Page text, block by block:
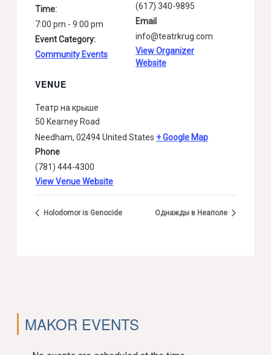
Time:
7:00 pm - 9:00 pm
Event Category:
Community Events
VENUE
Театр на крыше
50 Kearney Road
Needham, 02494United States + Google Map
Phone
(781) 444-4300
View Venue Website
(617) 340-9895
Email
info@teatrkrug.com
View Organizer
Website
Holodomor is Genocide Однажды в Неаполе
MAKOR EVENTS